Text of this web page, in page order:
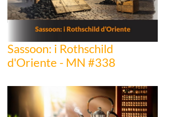
Sassoon: i Rothschild
d'Oriente - MN #338